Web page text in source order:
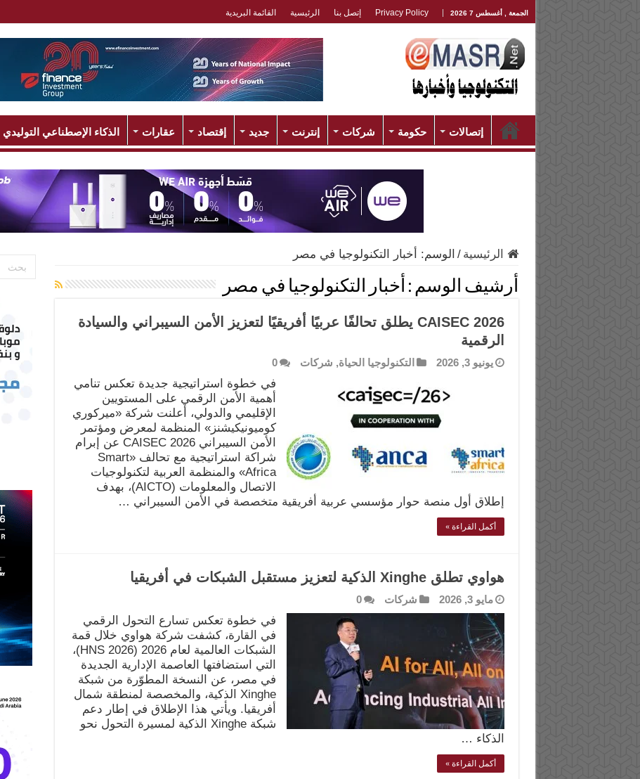
الجمعة , أغسطس 7 2026 Privacy Policy إتصل بنا الرئيسية القائمة البريدية
إتصالات حكومة شركات إنترنت جديد إقتصاد عقارات الذكاء الإصطناعي التوليدي
الرئيسية / الوسم: أخبار التكنولوجيا في مصر
أرشيف الوسم : أخبار التكنولوجيا في مصر
CAISEC 2026 يطلق تحالفًا عربيًا أفريقيًا لتعزيز الأمن السيبراني والسيادة
الرقمية
يونيو 3, 2026 التكنولوجيا الحياة, شركات 0
في خطوة استراتيجية جديدة تعكس تنامي
أهمية الأمن الرقمي على المستويين
الإقليمي والدولي، أعلنت شركة «ميركوري
كوميونيكيشنز» المنظمة لمعرض ومؤتمر
الأمن السيبراني CAISEC 2026 عن إبرام
شراكة استراتيجية مع تحالف «Smart
Africa» والمنظمة العربية لتكنولوجيات
الاتصال والمعلومات (AICTO)، بهدف
إطلاق أول منصة حوار مؤسسي عربية أفريقية متخصصة في الأمن السيبراني …
أكمل القراءة »
هواوي تطلق Xinghe الذكية لتعزيز مستقبل الشبكات في أفريقيا
مايو 3, 2026 شركات 0
في خطوة تعكس تسارع التحول الرقمي
في القارة، كشفت شركة هواوي خلال قمة
الشبكات العالمية لعام 2026 (HNS 2026)،
التي استضافتها العاصمة الإدارية الجديدة
في مصر، عن النسخة المطوّرة من شبكة
Xinghe الذكية، والمخصصة لمنطقة شمال
أفريقيا. ويأتي هذا الإطلاق في إطار دعم
شبكة Xinghe الذكية لمسيرة التحول نحو
الذكاء …
أكمل القراءة »